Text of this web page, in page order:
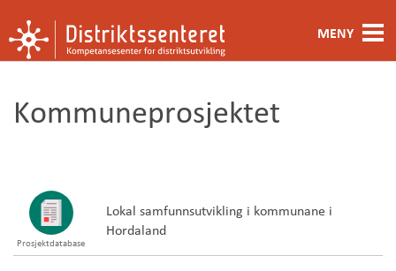
MENY
Kontakt oss
Om oss
Kommuneprosjektet
Prosjektdatabase
Lokal samfunnsutvikling i kommunane i
Hordaland